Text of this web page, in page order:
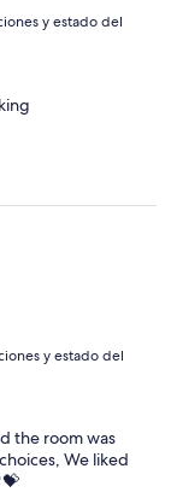
y estado del
y estado del
the room was
We liked